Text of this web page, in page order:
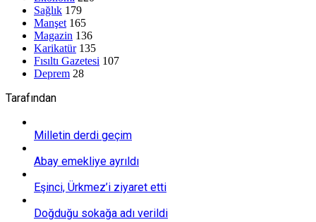
Sağlık 179
Manşet 165
Magazin 136
Karikatür 135
Fısıltı Gazetesi 107
Deprem 28
Tarafından
Milletin derdi geçim
Abay emekliye ayrıldı
Eşinci, Ürkmez’i ziyaret etti
Doğduğu sokağa adı verildi